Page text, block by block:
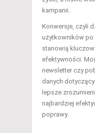
kampanii.
Konwersje, czyli
użytkowników po
stanowią
efektywności.
newsletter czy
danych
lepsze
najbardziej
poprawy.